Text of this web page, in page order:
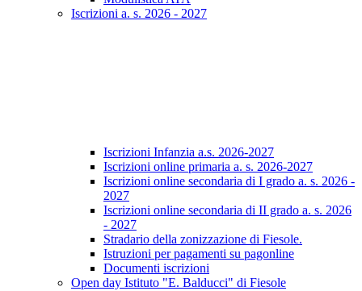
Iscrizioni a. s. 2026 - 2027
Iscrizioni Infanzia a.s. 2026-2027
Iscrizioni online primaria a. s. 2026-2027
Iscrizioni online secondaria di I grado a. s. 2026 -
2027
Iscrizioni online secondaria di II grado a. s. 2026
- 2027
Stradario della zonizzazione di Fiesole.
Istruzioni per pagamenti su pagonline
Documenti iscrizioni
Open day Istituto "E. Balducci" di Fiesole